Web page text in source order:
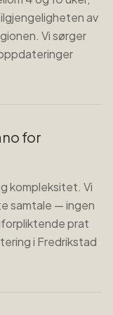
av
Vi sørger
for
kompleksitet. Vi
samtale — ingen
prat
i Fredrikstad